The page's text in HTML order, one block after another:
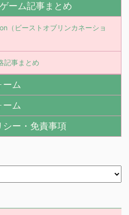
ーム記事まとめ
（ビーストオブリンカネーショ
記事まとめ
ーム
ーム
ー・免責事項